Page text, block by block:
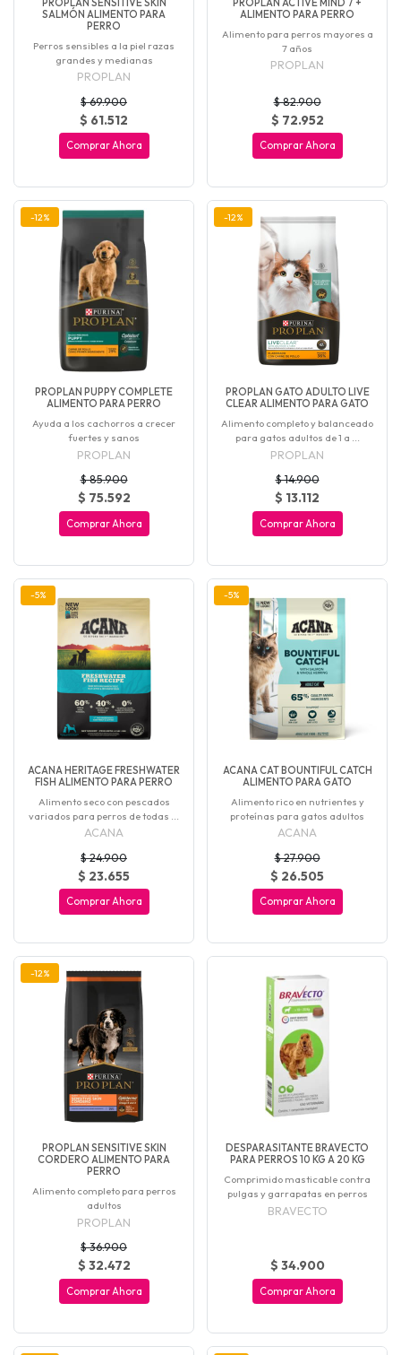
SALMÓN ALIMENTO PARA
PERRO
Perros sensibles a la piel razas
grandes y medianas
PROPLAN
$ 69.900
$ 61.512
Comprar Ahora
ALIMENTO PARA PERRO
Alimento para perros mayores a
7 años
PROPLAN
$ 82.900
$ 72.952
Comprar Ahora
-12%
PROPLAN PUPPY COMPLETE
ALIMENTO PARA PERRO
Ayuda a los cachorros a crecer
fuertes y sanos
PROPLAN
$ 85.900
$ 75.592
Comprar Ahora
-12%
PROPLAN GATO ADULTO LIVE
CLEAR ALIMENTO PARA GATO
Alimento completo y balanceado
para gatos adultos de 1 a ...
PROPLAN
$ 14.900
$ 13.112
Comprar Ahora
-5%
ACANA HERITAGE FRESHWATER
FISH ALIMENTO PARA PERRO
Alimento seco con pescados
variados para perros de todas ...
ACANA
$ 24.900
$ 23.655
Comprar Ahora
-5%
ACANA CAT BOUNTIFUL CATCH
ALIMENTO PARA GATO
Alimento rico en nutrientes y
proteínas para gatos adultos
ACANA
$ 27.900
$ 26.505
Comprar Ahora
-12%
PROPLAN SENSITIVE SKIN
CORDERO ALIMENTO PARA
PERRO
Alimento completo para perros
adultos
PROPLAN
$ 36.900
$ 32.472
Comprar Ahora
DESPARASITANTE BRAVECTO
PARA PERROS 10 KG A 20 KG
Comprimido masticable contra
pulgas y garrapatas en perros
BRAVECTO
$ 34.900
Comprar Ahora